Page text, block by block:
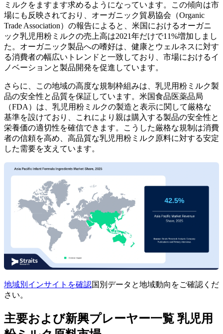
ミルクをますます求めるようになっています。この傾向は市
場にも反映されており、オーガニック貿易協会（O​​rganic
Trade Association）の報告によると、米国におけるオーガニ
ック乳児用粉ミルクの売上高は2021年だけで11%増加しまし
た。オーガニック製品への嗜好は、健康とウェルネスに対す
る消費者の幅広いトレンドと一致しており、市場におけるイ
ノベーションと製品開発を促進しています。
さらに、この地域の高度な規制枠組みは、乳児用粉ミルク製
品の安全性と品質を保証しています。米国食品医薬品局
（FDA）は、乳児用粉ミルクの製造と表示に関して厳格な
基準を設けており、これにより親は購入する製品の安全性と
栄養価の適切性を確信できます。こうした厳格な規制は消費
者の信頼を高め、高品質な乳児用粉ミルク原料に対する安定
した需要を支えています。
地域別インサイトを確認国別データと地域動向をご確認くだ
さい。
主要および新興プレーヤー一覧 乳児用